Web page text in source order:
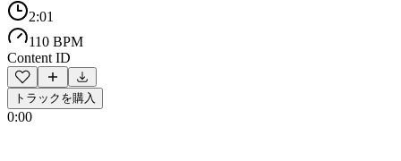
2:01
110 BPM
Content ID
トラックを購入
0:00